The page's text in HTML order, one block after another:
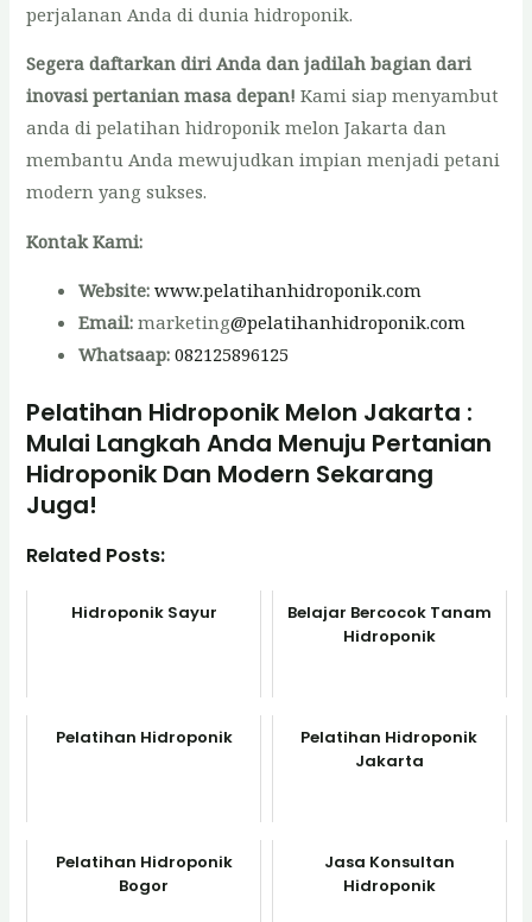
perjalanan Anda di dunia hidroponik.
Segera daftarkan diri Anda dan jadilah bagian dari
inovasi pertanian masa depan! Kami siap menyambut
anda di pelatihan hidroponik melon Jakarta dan
membantu Anda mewujudkan impian menjadi petani
modern yang sukses.
Kontak Kami:
Website: www.pelatihanhidroponik.com
Email: marketing@pelatihanhidroponik.com
Whatsaap: 082125896125
Pelatihan Hidroponik Melon Jakarta :
Mulai Langkah Anda Menuju Pertanian
Hidroponik Dan Modern Sekarang
Juga!
Related Posts:
Hidroponik Sayur
Belajar Bercocok Tanam
Hidroponik
Pelatihan Hidroponik
Pelatihan Hidroponik
Jakarta
Pelatihan Hidroponik
Bogor
Jasa Konsultan
Hidroponik